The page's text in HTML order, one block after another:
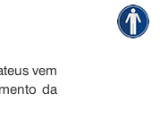
vem
da